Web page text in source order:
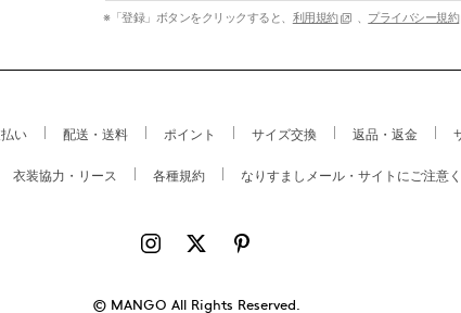
※「登録」ボタンをクリックすると、 利用規約 、 プライバシー規約
い 配送・送料 ポイント サイズ交換 返品・返金
衣装協力・リース 各種規約 なりすましメール・サイトにご注意
© MANGO All Rights Reserved.